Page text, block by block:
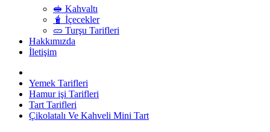
🥪 Kahvaltı
🧋 İçecekler
🥒 Turşu Tarifleri
Hakkımızda
İletişim
Yemek Tarifleri
Hamur işi Tarifleri
Tart Tarifleri
Çikolatalı Ve Kahveli Mini Tart